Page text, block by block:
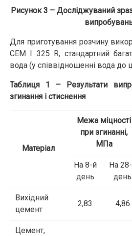
Рисунок 3 – Досліджуваний
Для приготування розчину
CEM I 325 R, стандартний
вода (у співвідношенні вода до
Таблиця 1 – Результати
згинання і стиснення
Матеріал
Межа міцності
при згинанні,
МПа
На 8-й
день
На
день
Вихідний
цемент
2,83 4,86
Цемент,